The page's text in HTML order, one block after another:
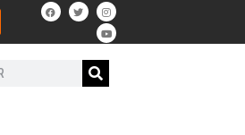
F
a
c
b
T
w
i
t
I
n
s
t
a
r
Y
o
u
t
u
e